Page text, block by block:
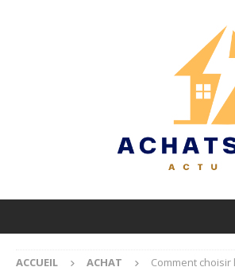
ACCUEIL ACHAT
Comment